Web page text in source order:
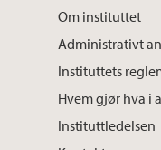
Om instituttet
Administrativt
Instituttets
Hvem gjør hva i
Instituttledelsen